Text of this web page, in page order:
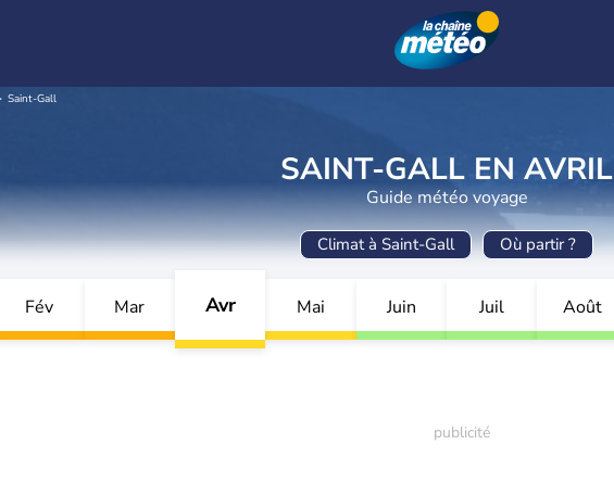
Saint-Gall
SAINT-GALL EN AVRIL
Guide météo voyage
Climat à Saint-Gall Où partir ?
Fév Mar Avr Mai Juin Juil Août